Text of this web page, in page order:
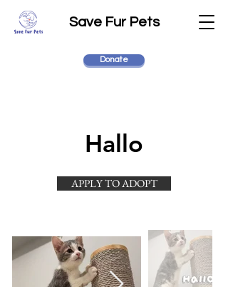
Save Fur Pets
Donate
Hallo
APPLY TO ADOPT